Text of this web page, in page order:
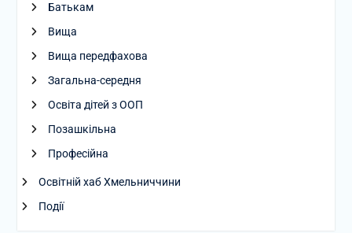
Батькам
Вища
Вища передфахова
Загальна-середня
Освіта дітей з ООП
Позашкільна
Професійна
Освітній хаб Хмельниччини
Події